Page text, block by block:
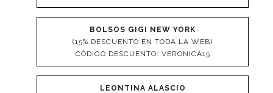
BOLSOS GIGI NEW YORK
(15% DESCUENTO EN TODA LA WEB)
CÓDIGO DESCUENTO: VERONICA15
LEONTINA ALASCIO